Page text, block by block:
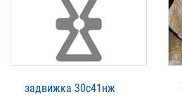
задвижка 30с41нж